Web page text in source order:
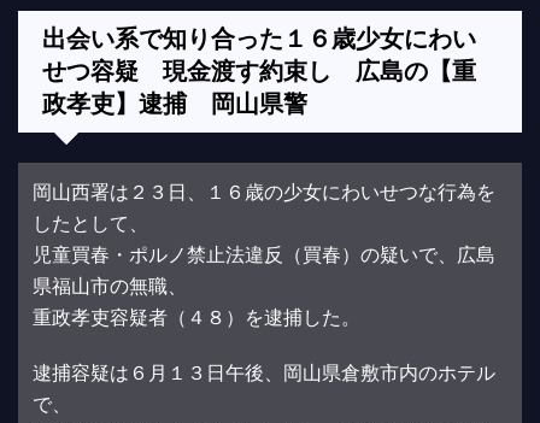
出会い系で知り合った１６歳少女にわい
せつ容疑 現金渡す約束し 広島の【重
政孝吏】逮捕 岡山県警
岡山西署は２３日、１６歳の少女にわいせつな行為を
したとして、
児童買春・ポルノ禁止法違反（買春）の疑いで、広島
県福山市の無職、
重政孝吏容疑者（４８）を逮捕した。
逮捕容疑は６月１３日午後、岡山県倉敷市内のホテル
で、